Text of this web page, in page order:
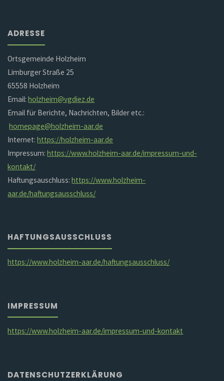
ADRESSE
Ortsgemeinde Holzheim
Limburger Straße 25
65558 Holzheim
Email:holzheim@vgdiez.de
Email für Berichte, Nachrichten, Bilder etc.:
homepage@holzheim-aar.de
Internet:https://holzheim-aar.de
Impressum:https://www.holzheim-aar.de/impressum-und-
kontakt/
Haftungsauschluss:https://www.holzheim-
aar.de/haftungsausschluss/
HAFTUNGSAUSSCHLUSS
https://www.holzheim-aar.de/haftungsausschluss/
IMPRESSUM
https://www.holzheim-aar.de/impressum-und-kontakt
DATENSCHUTZERKLÄRUNG